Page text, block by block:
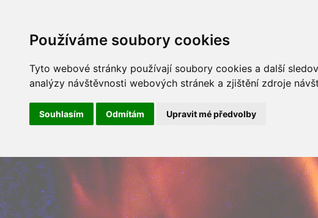
Používáme soubory cookies
Tyto webové stránky používají soubory cookies a další
analýzy návštěvnosti webových stránek a zjištění zdroje
Souhlasím Odmítám Upravit mé předvolby
ÚVOD NOVINKY